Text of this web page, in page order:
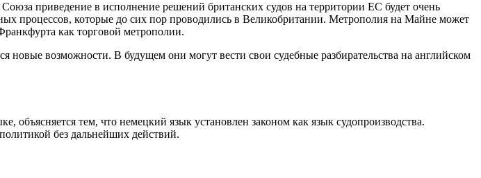
приведение в исполнение решений британских судов на территории ЕС будет очень
процессов, которые до сих пор проводились в Великобритании. Метрополия на Майне может
как торговой метрополии.
возможности. В будущем они могут вести свои судебные разбирательства на английском
объясняется тем, что немецкий язык установлен законом как язык судопроизводства.
без дальнейших действий.